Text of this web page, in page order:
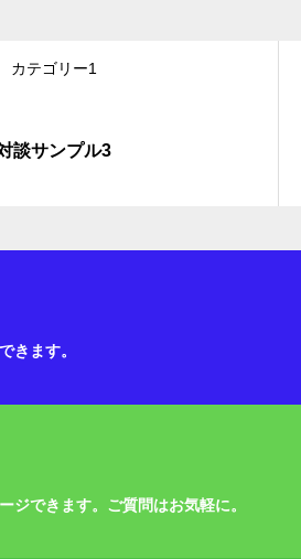
カテゴリー1
談サンプル3
きます。
ジできます。ご質問はお気軽に。